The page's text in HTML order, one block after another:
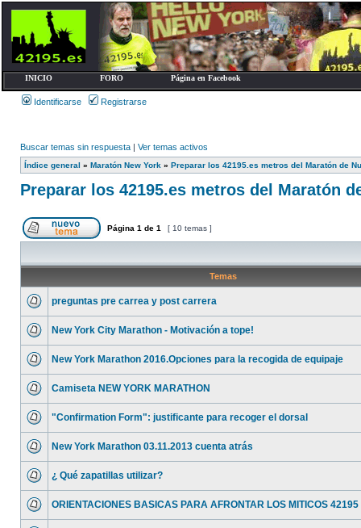
INICIO FORO Página en Facebook
Identificarse Registrarse
Buscar temas sin respuesta | Ver temas activos
Índice general » Maratón New York » Preparar los 42195.es metros del Maratón de
Preparar los 42195.es metros del Maratón
Página 1 de 1 [ 10 temas ]
Temas
preguntas pre carrea y post carrera
New York City Marathon - Motivación a tope!
New York Marathon 2016.Opciones para la recogida de equipaje
Camiseta NEW YORK MARATHON
"Confirmation Form": justificante para recoger el dorsal
New York Marathon 03.11.2013 cuenta atrás
¿ Qué zapatillas utilizar?
ORIENTACIONES BASICAS PARA AFRONTAR LOS MITICOS 42195